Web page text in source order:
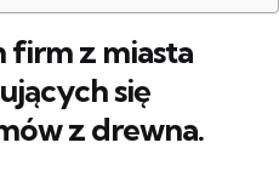
firm z miasta
się
z drewna.